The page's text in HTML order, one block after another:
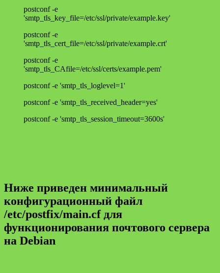
postconf -e
'smtp_tls_key_file=/etc/ssl/private/example.key'
postconf -e
'smtp_tls_cert_file=/etc/ssl/private/example.crt'
postconf -e
'smtp_tls_CAfile=/etc/ssl/certs/example.pem'
postconf -e 'smtp_tls_loglevel=1'
postconf -e 'smtp_tls_received_header=yes'
postconf -e 'smtp_tls_session_timeout=3600s'
Ниже приведен минимальный
конфигурационный файл
/etc/postfix/main.cf для
функционирования почтового сервера
на Debian